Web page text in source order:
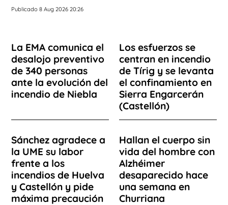
Publicado 8 Aug 2026 20:26
La EMA comunica el
desalojo preventivo
de 340 personas
ante la evolución del
incendio de Niebla
Los esfuerzos se
centran en incendio
de Tírig y se levanta
el confinamiento en
Sierra Engarcerán
(Castellón)
Sánchez agradece a
la UME su labor
frente a los
incendios de Huelva
y Castellón y pide
máxima precaución
Hallan el cuerpo sin
vida del hombre con
Alzhéimer
desaparecido hace
una semana en
Churriana